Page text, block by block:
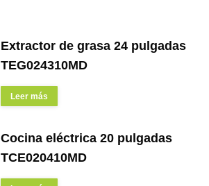
Extractor de grasa 24 pulgadas
TEG024310MD
Leer más
Cocina eléctrica 20 pulgadas
TCE020410MD